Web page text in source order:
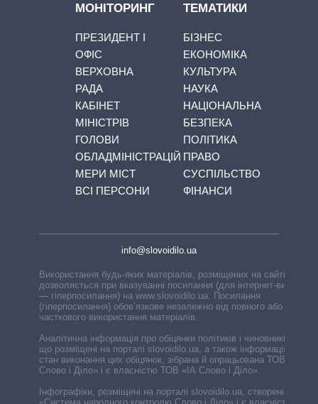
МОНІТОРИНГ
ПРЕЗИДЕНТ І
ОФІС
ВЕРХОВНА
РАДА
КАБІНЕТ
МІНІСТРІВ
ГОЛОВИ
ОБЛАДМІНІСТРАЦІЙ
МЕРИ МІСТ
ВСІ ПЕРСОНИ
ТЕМАТИКИ
БІЗНЕС
ЕКОНОМІКА
КУЛЬТУРА
НАУКА
НАЦІОНАЛЬНА
БЕЗПЕКА
ПОЛІТИКА
ПРАВО
СУСПІЛЬСТВО
ФІНАНСИ
info@slovoidilo.ua
Використання будь-яких матеріалів, розміщених на сайті,
дозволяється при вказуванні посилання (для інтернет-видань
— гіперпосилання) на www.slovoidilo.ua. Посилання
(гіперпосилання) обов’язкове незалежно від повного або
часткового використання матеріалів.
Аналітична інформація про обіцянки політиків і чиновників,
що розміщені на порталі slovoidilo.ua, а також інформація про
стан виконання цих обіцянок, зібрана й опрацьована ТОВ «ІА
Слово і Діло» і є власністю ТОВ «ІА Слово і Діло».
Інфографіки, розміщені на порталі slovoidilo.ua, створені ГО